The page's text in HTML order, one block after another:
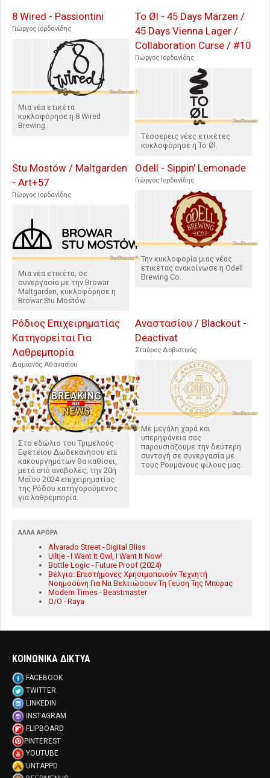
8 Wired - Passiontini
Γιώργος Ιορδανίδης
Μια νέα ετικέτα
κυκλοφόρησε η 8 Wired
Brewing.
To Øl - 45 Days Märzen /
45 Days Vienna Lager /
Collaboration Curse / #10
Γιώργος Ιορδανίδης
Τέσσερεις νέες ετικέτες
κυκλοφόρησε η To Øl.
Stu Mostów / Maltgarden
- Art+57
Γιώργος Ιορδανίδης
Μια νέα ετικέτα, σε
συνεργασία με την Browar
Maltgarden, κυκλοφόρησε η
Browar Stu Mostów.
Odell - Sippin' Lemonade
Γιώργος Ιορδανίδης
Την κυκλοφορία μιας νέας
ετικέτας ανακοίνωσε η Odell
Brewing Co.
Ρόδιος Επιχειρηματίας
Κατηγορείται Για
Λαθρεμπορία
Δαμιανός Αθανασίου
Στο εδώλιο του Τριμελούς
Εφετείου Δωδεκανήσου επί
κακουργημάτων θα καθίσει,
μετά από αναβολές, την 20ή
Μαΐου 2024 επιχειρηματίας
της Ρόδου κατηγορούμενος
για λαθρεμπορία.
Αναστασίου / Blackout -
Deactivat
Σταύρος Δοβιστινός
Με μεγάλη χαρά και
υπερηφάνεια σας
παρουσιάζουμε την δεύτερη
συνταγή σε συνεργασία με
τους Ρουμάνους φίλους μας.
ΆΛΛΑ ΆΡΘΡΑ
Alvarado Street - Digital Bliss
Uiltje - I Want It Owl, I Want It Now!
Bottle Logic - Future Proof (2024)
Βέλγιο: Επιστήμονες Χρησιμοποιούν Τεχνητή
Νοημοσύνη Για Να Βελτιώσουν Τη Γεύση Της Μπύρας
Modern Times - Beastmaster
O/O - Raya
ΚΟΙΝΩΝΙΚΑ ΔΙΚΤΥΑ
FACEBOOK
TWITTER
LINKEDIN
INSTAGRAM
FLIPBOARD
PINTEREST
YOUTUBE
UNTAPPD